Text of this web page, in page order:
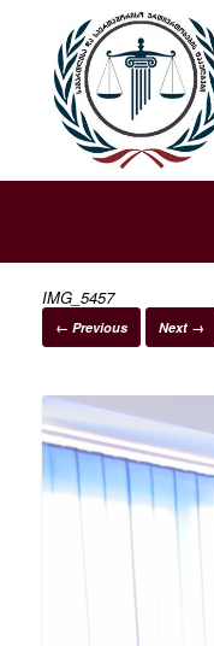
IMG_5457
← Previous Next →